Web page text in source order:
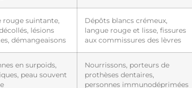
rouge suintante,
lésions
démangeaisons
Dépôts blancs crémeux,
langue rouge et lisse, fissures
aux commissures des lèvres
en surpoids,
peau souvent
Nourrissons, porteurs de
prothèses dentaires,
personnes immunodéprimées